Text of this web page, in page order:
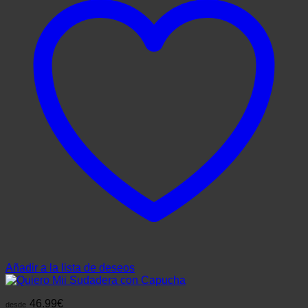
Añadir a la lista de deseos
desde 46.99€